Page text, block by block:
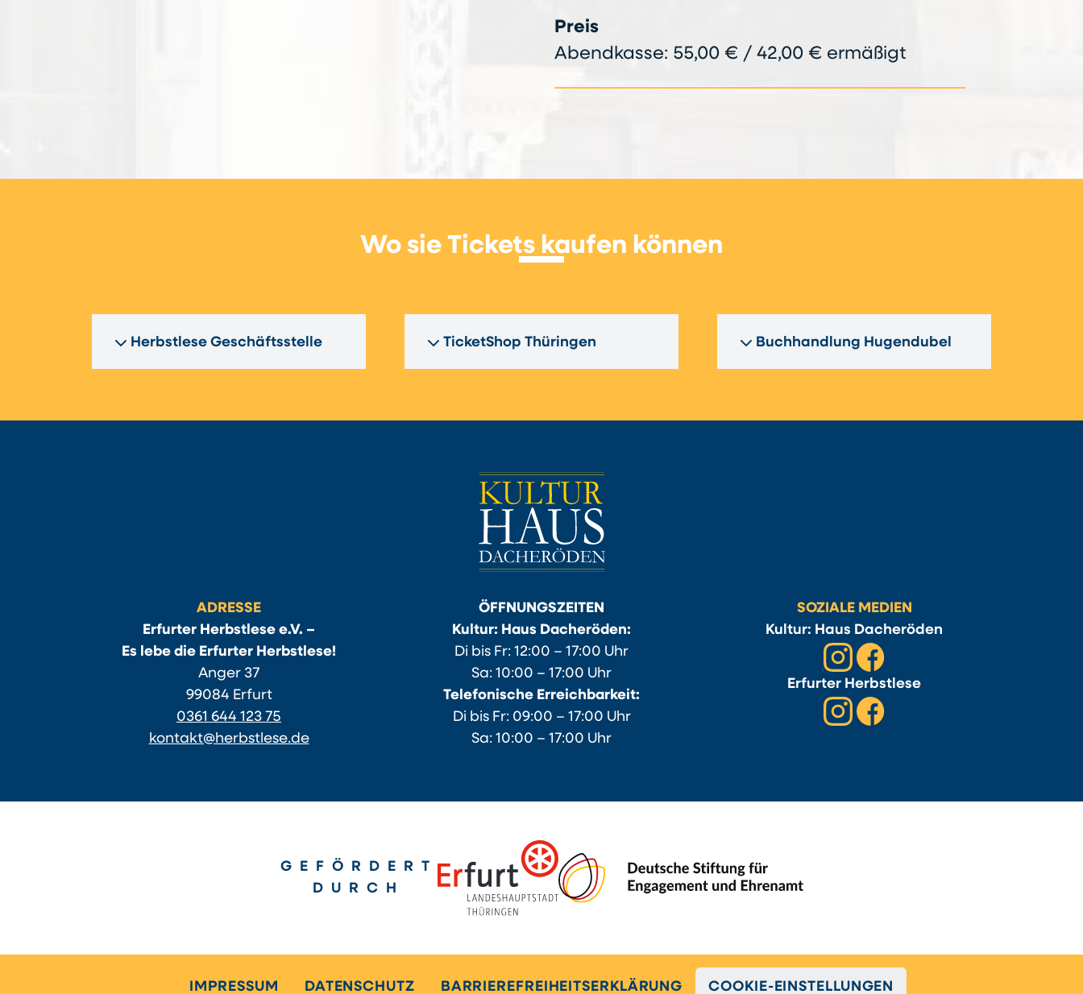
Preis
Abendkasse: 55,00 € / 42,00 € ermäßigt
Wo sie Tickets kaufen können
Herbstlese Geschäftsstelle TicketShop Thüringen Buchhandlung Hugendubel
ADRESSE
Erfurter Herbstlese e.V. –
Es lebe die Erfurter Herbstlese!
Anger 37
99084 Erfurt
0361 644 123 75
kontakt@herbstlese.de
ÖFFNUNGSZEITEN
Kultur: Haus Dacheröden:
Di bis Fr: 12:00 – 17:00 Uhr
Sa: 10:00 – 17:00 Uhr
Telefonische Erreichbarkeit:
Di bis Fr: 09:00 – 17:00 Uhr
Sa: 10:00 – 17:00 Uhr
SOZIALE MEDIEN
Kultur: Haus Dacheröden
Erfurter Herbstlese
GEFÖRDERT
DURCH
IMPRESSUM DATENSCHUTZ BARRIEREFREIHEITSERKLÄRUNG COOKIE-EINSTELLUNGEN